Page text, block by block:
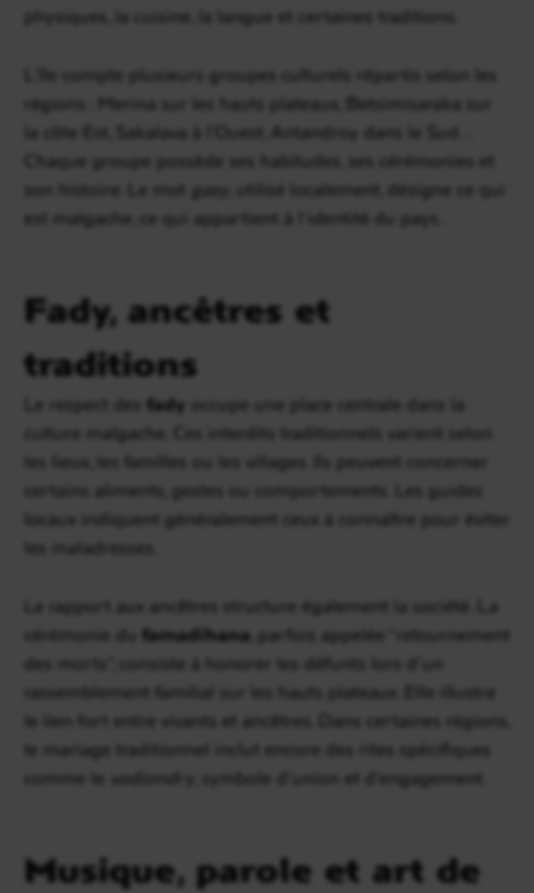
physiques, la cuisine, la langue et certaines traditions.
L’île compte plusieurs groupes culturels répartis selon les
régions : Merina sur les hauts plateaux, Betsimisaraka sur
la côte Est, Sakalava à l’Ouest, Antandroy dans le Sud…
Chaque groupe possède ses habitudes, ses cérémonies et
son histoire. Le mot gasy
, utilisé localement, désigne ce qui
est malgache, ce qui appartient à l’identité du pays.
Fady, ancêtres et
traditions
Le respect des fady occupe une place centrale dans la
culture malgache. Ces interdits traditionnels varient selon
les lieux, les familles ou les villages. Ils peuvent concerner
certains aliments, gestes ou comportements. Les guides
locaux indiquent généralement ceux à connaître pour éviter
les maladresses.
Le rapport aux ancêtres structure également la société. La
cérémonie du famadihana , parfois appelée “retournement
des morts”, consiste à honorer les défunts lors d’un
rassemblement familial sur les hauts plateaux. Elle illustre
le lien fort entre vivants et ancêtres. Dans certaines régions,
le mariage traditionnel inclut encore des rites spécifiques
comme le
, symbole d’union et d’engagement.
Musique, parole et art de